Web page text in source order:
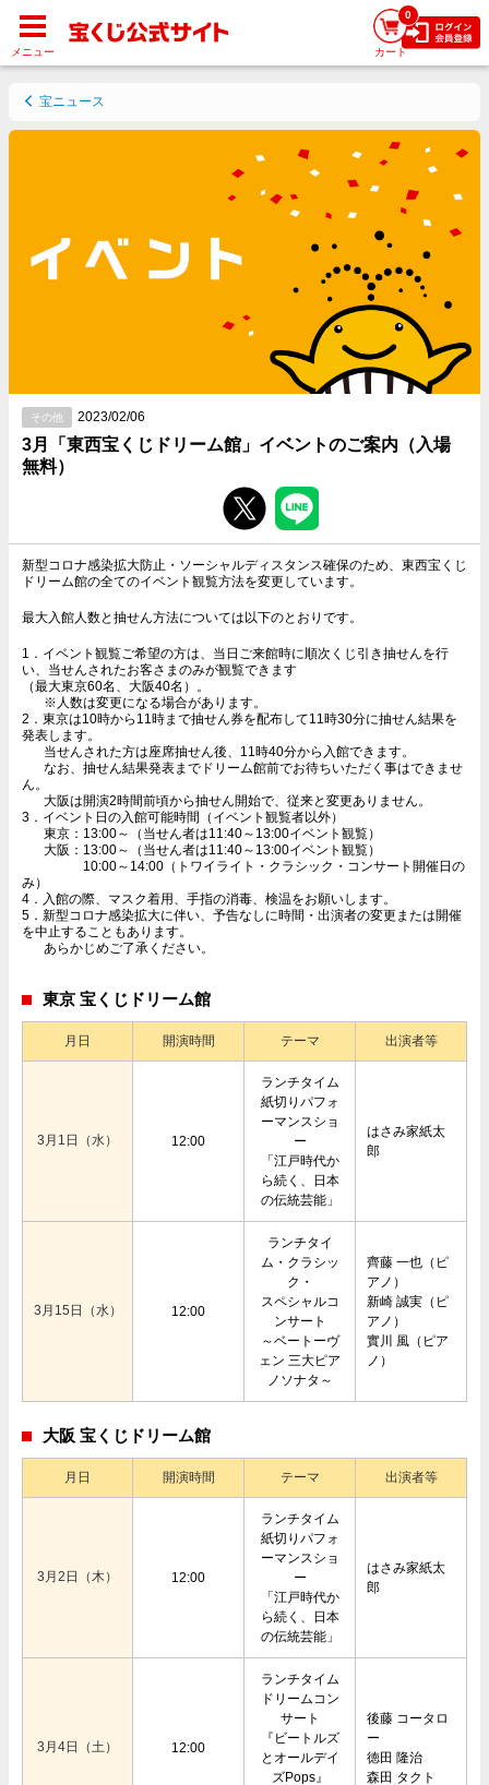
宝ニュース
その他 2023/02/06
3月「東西宝くじドリーム館」イベントのご案内（入場
無料）
新型コロナ感染拡大防止・ソーシャルディスタンス確保のため、東西宝くじ
ドリーム館の全てのイベント観覧方法を変更しています。
最大入館人数と抽せん方法については以下のとおりです。
1．イベント観覧ご希望の方は、当日ご来館時に順次くじ引き抽せんを行
い、当せんされたお客さまのみが観覧できます
（最大東京60名、大阪40名）。
※人数は変更になる場合があります。
2．東京は10時から11時まで抽せん券を配布して11時30分に抽せん結果を
発表します。
当せんされた方は座席抽せん後、11時40分から入館できます。
なお、抽せん結果発表までドリーム館前でお待ちいただく事はできませ
ん。
大阪は開演2時間前頃から抽せん開始で、従来と変更ありません。
3．イベント日の入館可能時間（イベント観覧者以外）
東京：13:00～（当せん者は11:40～13:00イベント観覧）
大阪：13:00～（当せん者は11:40～13:00イベント観覧）
10:00～14:00（トワイライト・クラシック・コンサート開催日の
み）
4．入館の際、マスク着用、手指の消毒、検温をお願いします。
5．新型コロナ感染拡大に伴い、予告なしに時間・出演者の変更または開催
を中止することもあります。
あらかじめご了承ください。
東京 宝くじドリーム館
月日 開演時間 テーマ 出演者等
3月1日（水） 12:00
ランチタイム
紙切りパフォ
ーマンスショ
ー
「江戸時代か
ら続く、日本
の伝統芸能」
はさみ家紙太
郎
3月15日（水） 12:00
ランチタイ
ム・クラシッ
ク・
スペシャルコ
ンサート
～ベートーヴ
ェン 三大ピア
ノソナタ～
齊藤 一也（ピ
アノ）
新崎 誠実（ピ
アノ）
實川 風（ピア
ノ）
大阪 宝くじドリーム館
月日 開演時間 テーマ 出演者等
3月2日（木） 12:00
ランチタイム
紙切りパフォ
ーマンスショ
ー
「江戸時代か
ら続く、日本
の伝統芸能」
はさみ家紙太
郎
3月4日（土） 12:00
ランチタイム
ドリームコン
サート
『ビートルズ
とオールデイ
ズPops』
後藤 コータロ
ー
徳田 隆治
森田 タクト
メニュー
0
カート